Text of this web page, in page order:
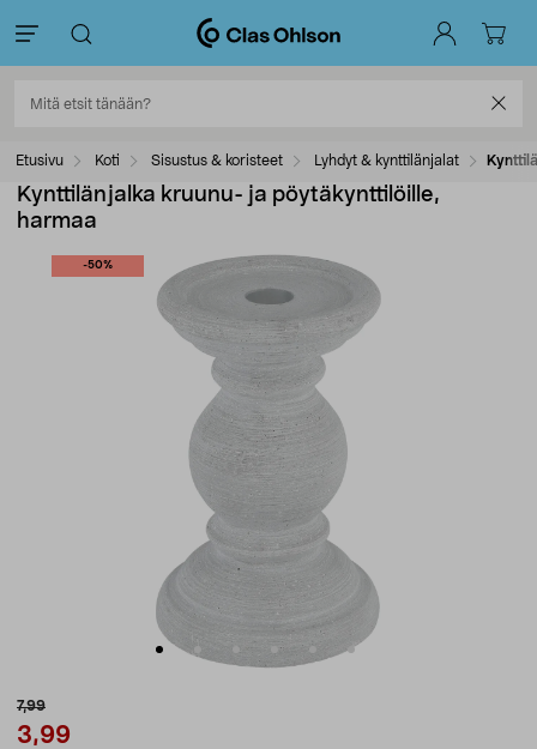
Etusivu Koti Sisustus & koristeet Lyhdyt & kynttilänjalat
Kynttilänjalka kruunu- ja pöytäkynttilöille,
harmaa
-50%
7,99
3,99